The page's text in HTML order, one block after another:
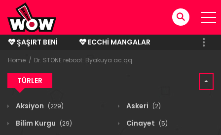
ŞAŞIRT BENI
ECCHI MANGALAR
BITMIŞ MANGALAR
Home Dr. STONE reboot: Byakuya ac.qq
TÜRLER
Aksiyon (229) Askeri (2)
Bilim Kurgu (29) Cinayet (5)